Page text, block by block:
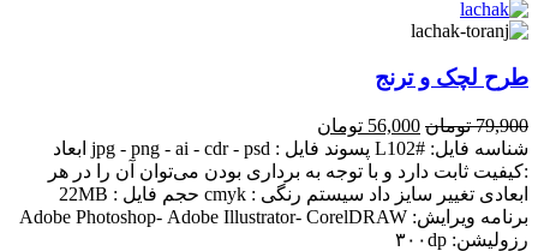
طرح لچک و ترنج
79,900 تومان قیمت
اصلی:
79,900 تومان
بود.
56,000 تومانقیمت
فعلی:
56,000 تومان.
شناسه فایل: #L102 پسوند فایل : jpg - png - ai - cdr - psd ابعاد
:کیفیت ثابت دارد و با توجه به برداری بودن می‌توان آن را در هر
ابعادی تغییر سایز داد سیستم رنگی : cmyk حجم فایل : 22MB
برنامه ویرایش: Adobe Photoshop- Adobe Illustrator- CorelDRAW
رزولیشن: ۳۰۰dp